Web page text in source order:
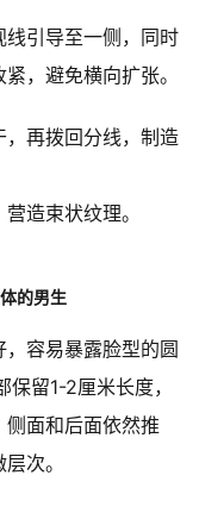
引导至一侧，同时
，避免横向扩张。
再拨回分线，制造
造束状纹理。
的男生
容易暴露脸型的圆
留1-2厘米长度，
面和后面依然推
次。